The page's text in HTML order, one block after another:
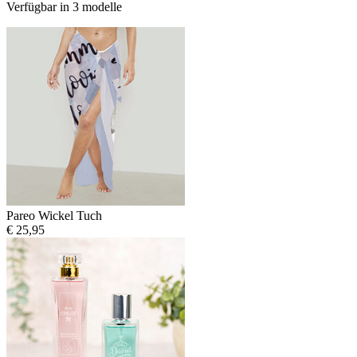
Verfügbar in 3 modelle
Pareo Wickel Tuch
€ 25,95